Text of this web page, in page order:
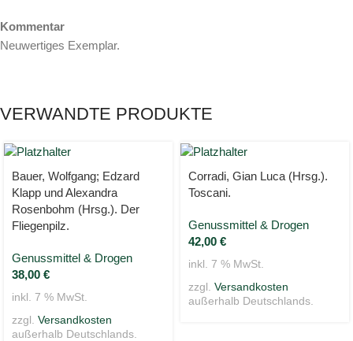
Kommentar
Neuwertiges Exemplar.
VERWANDTE PRODUKTE
Bauer, Wolfgang; Edzard
Klapp und Alexandra
Rosenbohm (Hrsg.). Der
Fliegenpilz.
Genussmittel & Drogen
38,00 €
inkl. 7 % MwSt.
zzgl. Versandkosten
außerhalb Deutschlands.
Corradi, Gian Luca (Hrsg.).
Toscani.
Genussmittel & Drogen
42,00 €
inkl. 7 % MwSt.
zzgl. Versandkosten
außerhalb Deutschlands.